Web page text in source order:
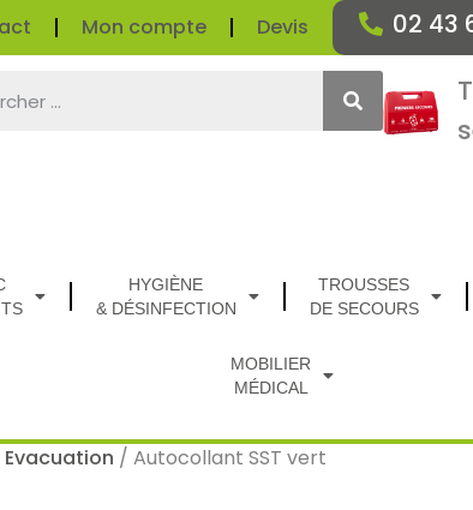
Mon compte Devis 02 43
HYGIÈNE
& DÉSINFECTION
TROUSSES
DE SECOURS
MOBILIER
MÉDICAL
Evacuation / Autocollant SST vert